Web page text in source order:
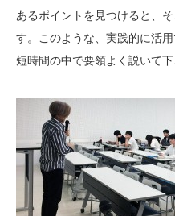
あるポイントを見つけると、
す。このような、実践的に活
短時間の中で要領よく説いて下